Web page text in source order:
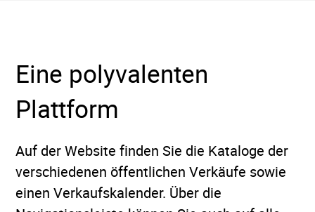
Eine polyvalenten
Plattform
Auf der Website finden Sie die Kataloge der
verschiedenen öffentlichen Verkäufe sowie
einen Verkaufskalender. Über die